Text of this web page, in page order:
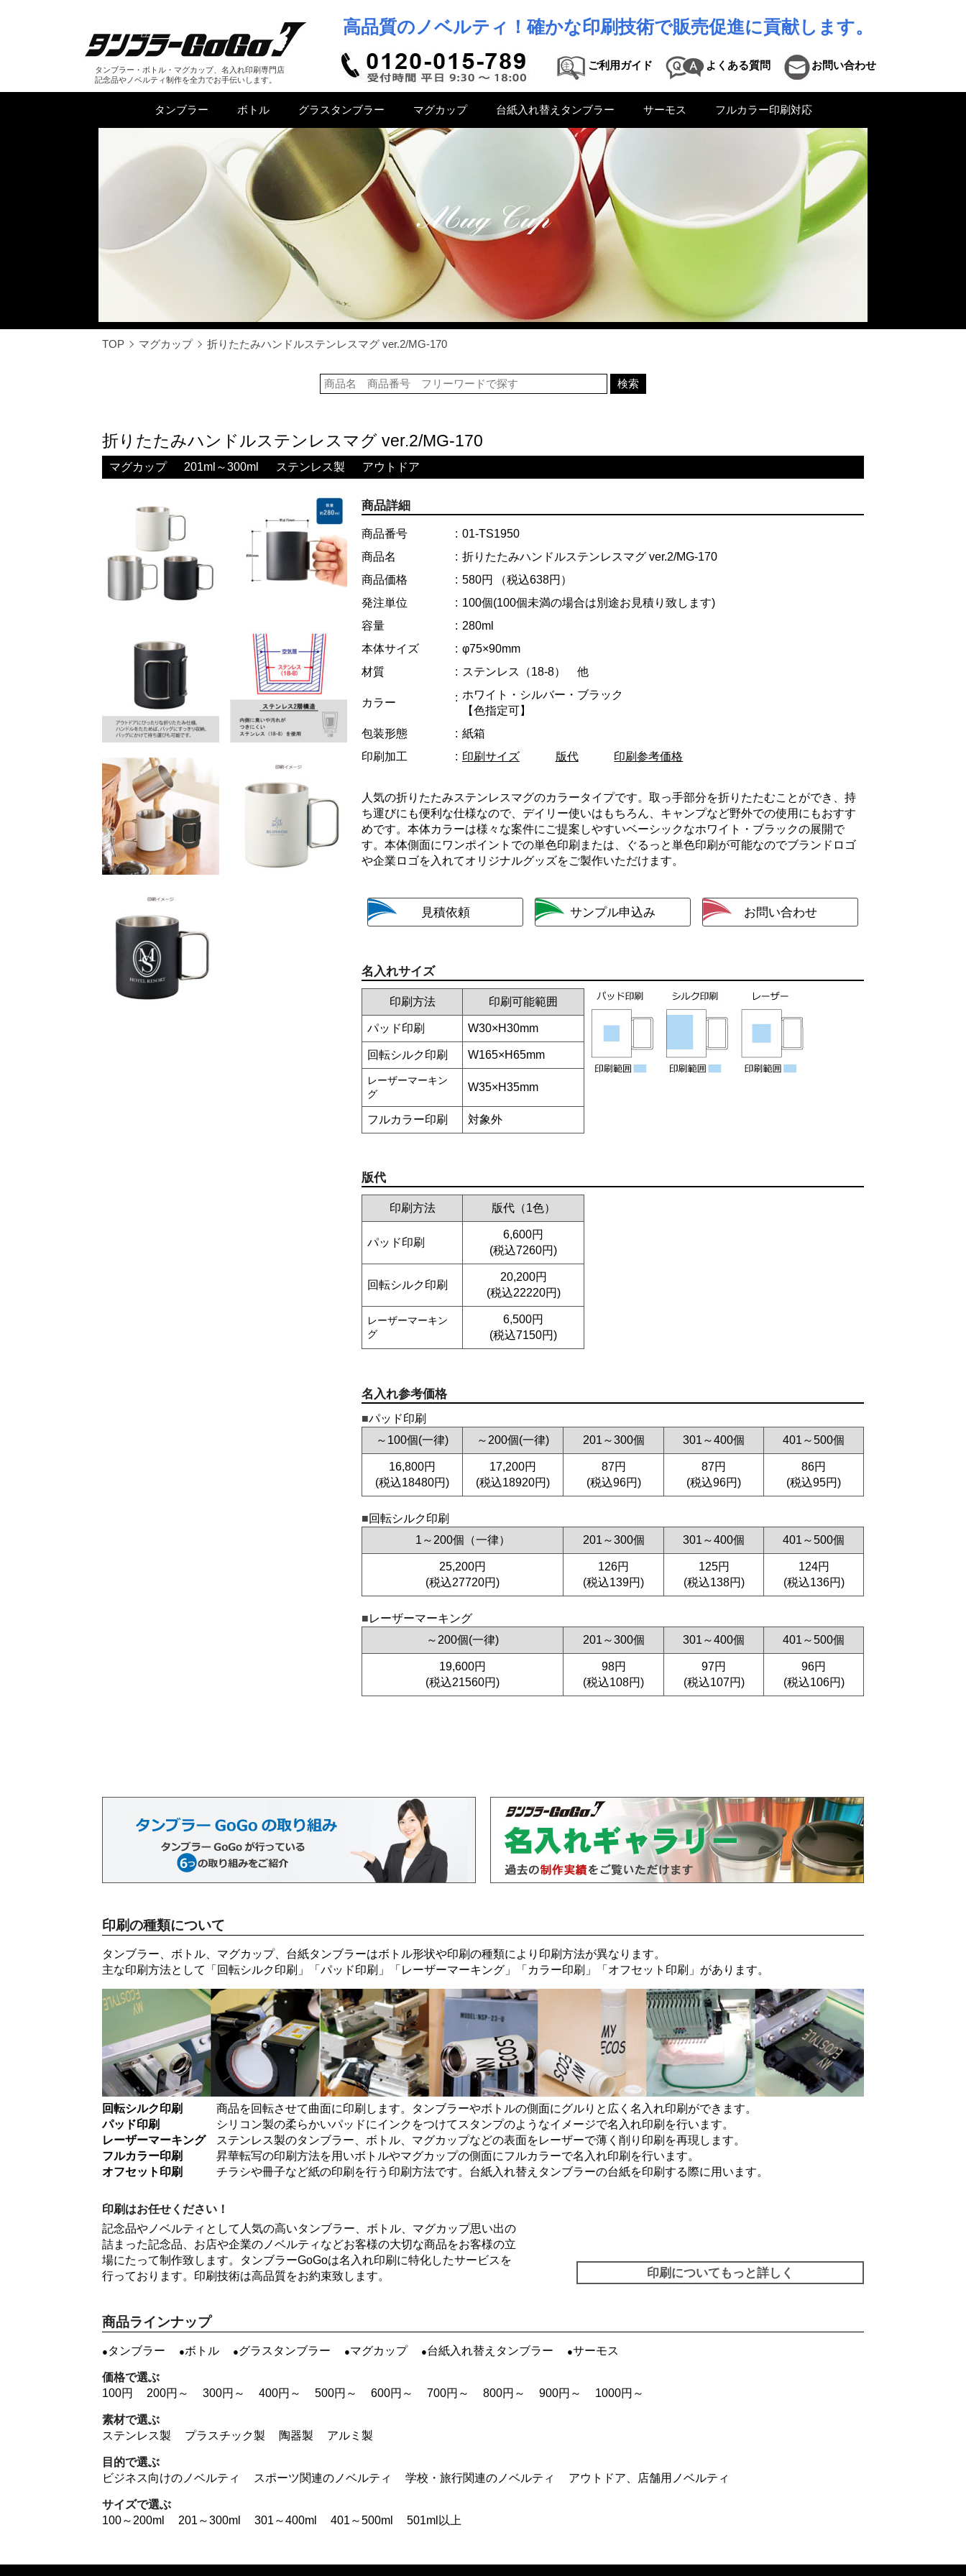
タンブラー・ボトル・マグカップ、名入れ印刷専門店
記念品やノベルティ制作を全力でお手伝いします。
高品質のノベルティ！確かな印刷技術で販売促進に貢献します。
ご利用ガイド よくある質問 お問い合わせ
タンブラー ボトル グラスタンブラー マグカップ 台紙入れ替えタンブラー サーモス フルカラー印刷対応
TOP マグカップ 折りたたみハンドルステンレスマグ ver.2/MG-170
折りたたみハンドルステンレスマグ ver.2/MG-170
マグカップ 201ml～300ml ステンレス製 アウトドア
商品詳細
商品番号
01-TS1950
商品名
折りたたみハンドルステンレスマグ ver.2/MG-170
商品価格
580円
（税込638円）
発注単位
100個(100個未満の場合は別途お見積り致します)
容量
280ml
本体サイズ
φ75×90mm
材質
ステンレス（18-8） 他
カラー
ホワイト・シルバー・ブラック
【色指定可】
包装形態
紙箱
印刷加工
印刷サイズ 版代 印刷参考価格
人気の折りたたみステンレスマグのカラータイプです。取っ手部分を折りたたむことができ、持
ち運びにも便利な仕様なので、デイリー使いはもちろん、キャンプなど野外での使用にもおすす
めです。本体カラーは様々な案件にご提案しやすいベーシックなホワイト・ブラックの展開で
す。本体側面にワンポイントでの単色印刷または、ぐるっと単色印刷が可能なのでブランドロゴ
や企業ロゴを入れてオリジナルグッズをご製作いただけます。
名入れサイズ
印刷方法 印刷可能範囲
パッド印刷 W30×H30mm
回転シルク印刷 W165×H65mm
レーザーマーキン
グ
W35×H35mm
フルカラー印刷 対象外
版代
印刷方法 版代（1色）
パッド印刷
6,600円
(税込7260円)
回転シルク印刷
20,200円
(税込22220円)
レーザーマーキン
グ
6,500円
(税込7150円)
名入れ参考価格
パッド印刷
～100個(一律)
～200個(一律) 201～300個 301～400個 401～500個
16,800円
(税込18480円)
17,200円
(税込18920円)
87円
(税込96円)
87円
(税込96円)
86円
(税込95円)
回転シルク印刷
1～200個（一律）
201～300個 301～400個 401～500個
25,200円
(税込27720円)
126円
(税込139円)
125円
(税込138円)
124円
(税込136円)
レーザーマーキング
～200個(一律)
201～300個 301～400個 401～500個
19,600円
(税込21560円)
98円
(税込108円)
97円
(税込107円)
96円
(税込106円)
印刷の種類について
タンブラー、ボトル、マグカップ、台紙タンブラーはボトル形状や印刷の種類により印刷方法が異なります。
主な印刷方法として「 回転シルク印刷 」「 パッド印刷 」「 レーザーマーキング 」「 カラー印刷 」「 オフセット印刷 」があります。
回転シルク印刷
商品を回転させて曲面に印刷します。タンブラーやボトルの側面にグルりと広く名入れ印刷ができます。
パッド印刷
シリコン製の柔らかいパッドにインクをつけてスタンプのようなイメージで名入れ印刷を行います。
レーザーマーキング
ステンレス製のタンブラー、ボトル、マグカップなどの表面をレーザーで薄く削り印刷を再現します。
フルカラー印刷
昇華転写の印刷方法を用いボトルやマグカップの側面にフルカラーで名入れ印刷を行います。
オフセット印刷
チラシや冊子など紙の印刷を行う印刷方法です。台紙入れ替えタンブラーの台紙を印刷する際に用います。
印刷はお任せください！
記念品やノベルティとして人気の高いタンブラー、ボトル、マグカップ思い出の
詰まった記念品、お店や企業のノベルティなどお客様の大切な商品をお客様の立
場にたって制作致します。タンブラーGoGoは名入れ印刷に特化したサービスを
行っております。印刷技術は高品質をお約束致します。
印刷についてもっと詳しく
商品ラインナップ
タンブラー ボトル グラスタンブラー マグカップ 台紙入れ替えタンブラー サーモス
価格で選ぶ
100円
200円～ 300円～ 400円～ 500円～ 600円～ 700円～ 800円～ 900円～ 1000円～
素材で選ぶ
ステンレス製
プラスチック製 陶器製 アルミ製
目的で選ぶ
ビジネス向けのノベルティ
スポーツ関連のノベルティ 学校・旅行関連のノベルティ アウトドア、店舗用ノベルティ
サイズで選ぶ
100～200ml
201～300ml 301～400ml 401～500ml 501ml以上